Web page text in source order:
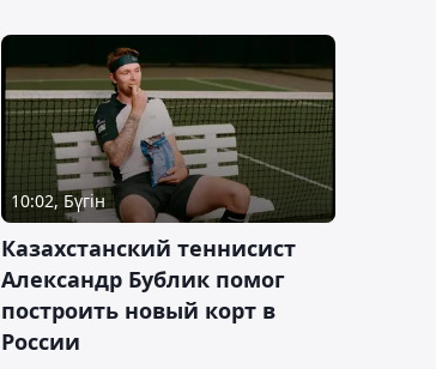
10:02, Бүгін
Казахстанский теннисист
Александр Бублик помог
построить новый корт в
России